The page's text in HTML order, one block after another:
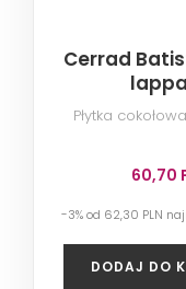
Cerrad
Płytka
60,70
-3% od 62,30 PLN
DODAJ DO